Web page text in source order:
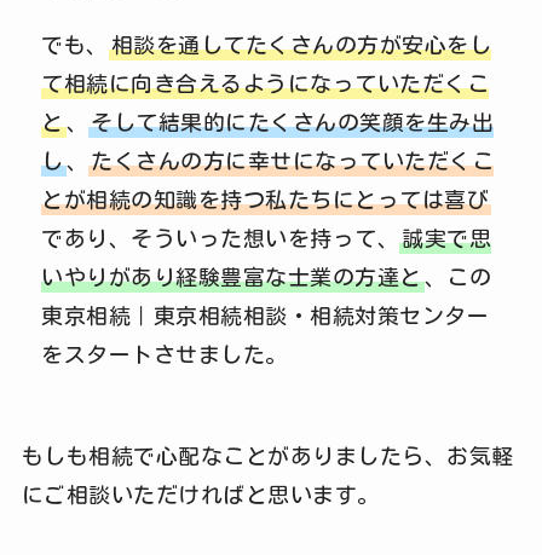
でも、 相談を通してたくさんの方が安心をし
て相続に向き合えるようになっていただくこ
と、そして結果的にたくさんの笑顔を生み出
し、たくさんの方に幸せになっていただくこ
とが相続の知識を持つ私たちにとっては喜び
であり、そういった想いを持って、誠実で思
いやりがあり経験豊富な士業の方達と、この
東京相続｜東京相続相談・相続対策センター
をスタートさせました。
もしも相続で心配なことがありましたら、お気軽
にご相談いただければと思います。